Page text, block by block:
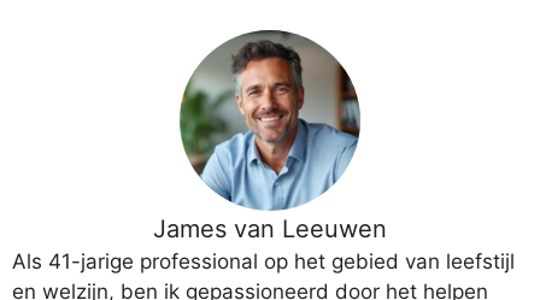
James van Leeuwen
Als 41-jarige professional op het gebied van leefstijl
en welzijn, ben ik gepassioneerd door het helpen